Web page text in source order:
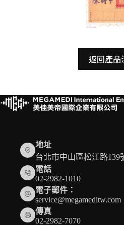
返回產品
地址
台北市中山區松江路139
電話
02-2982-1010
電子郵件：
service@megameditw.com
傳真
02-2982-7070